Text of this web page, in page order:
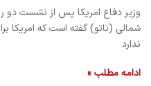
وزیر دفاع امریکا پس از نشست دو
شمالی (ناتو) گفته است که امریکا
ندارد
ادامه مطلب »